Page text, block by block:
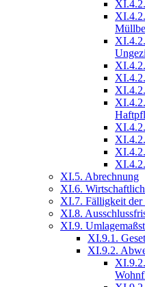
XI.5. Abrechnung
XI.6.
XI.7. Fälligkeit der
XI.8.
XI.9.
XI.9.1.
XI.9.2.